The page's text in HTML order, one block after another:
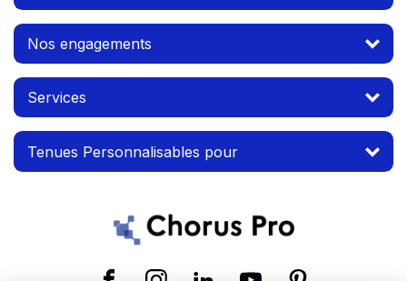
Nos engagements
Services
Tenues Personnalisables pour